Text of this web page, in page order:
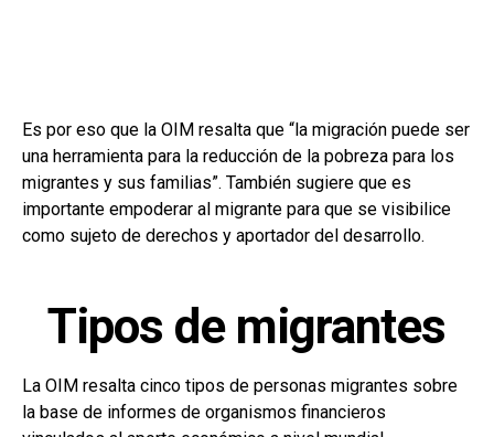
Es por eso que la OIM resalta que “la migración puede ser
una herramienta para la reducción de la pobreza para los
migrantes y sus familias”. También sugiere que es
importante empoderar al migrante para que se visibilice
como sujeto de derechos y aportador del desarrollo.
Tipos de migrantes
La OIM resalta cinco tipos de personas migrantes sobre
la base de informes de organismos financieros